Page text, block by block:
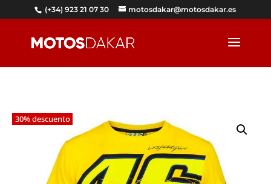
(+34) 923 21 07 30 motosdakar@motosdakar.es
30% descuento